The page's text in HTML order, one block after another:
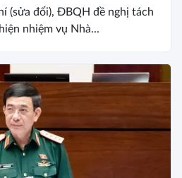
(sửa đổi), ĐBQH đề nghị tách
nhiệm vụ Nhà...